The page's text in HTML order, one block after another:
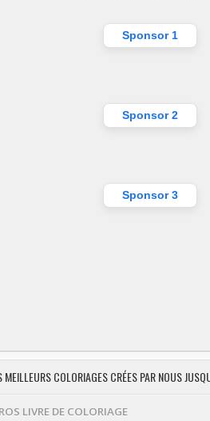
Sponsor 1
Sponsor 2
Sponsor 3
MEILLEURS COLORIAGES CRÉES PAR NOUS
LIVRE DE COLORIAGE